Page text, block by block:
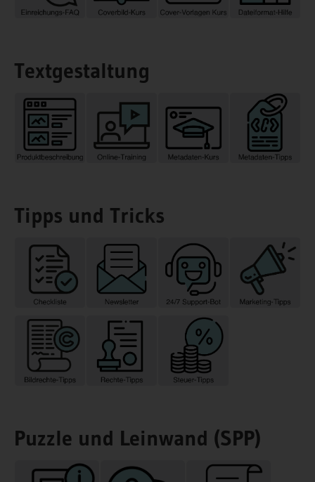
Textgestaltung
Tipps und Tricks
Puzzle und Leinwand (SPP)